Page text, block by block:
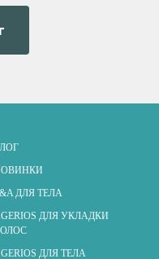
ДЛЯ ТЕЛА
ДЛЯ УКЛАДКИ
ДЛЯ ТЕЛА